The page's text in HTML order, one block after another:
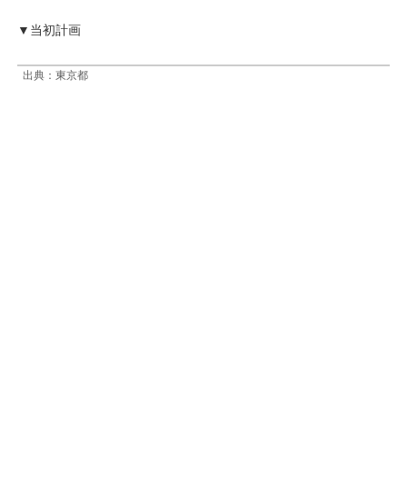
▼当初計画
出典：東京都